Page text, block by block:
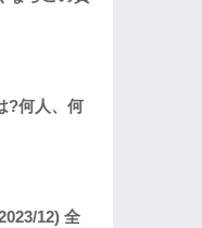
?何人、何
12) 全